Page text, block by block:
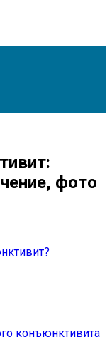
фото
конъюнктивита